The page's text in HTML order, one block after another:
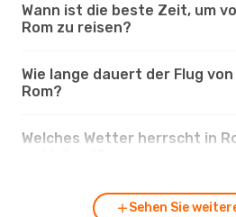
Wann ist die beste Zeit, um
Rom zu reisen?
Wie lange dauert der Flug
Rom?
Welches Wetter herrscht in
Sehen Sie